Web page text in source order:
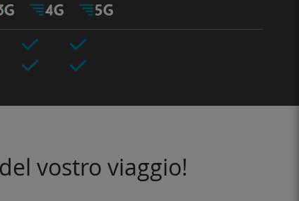
vostro viaggio!